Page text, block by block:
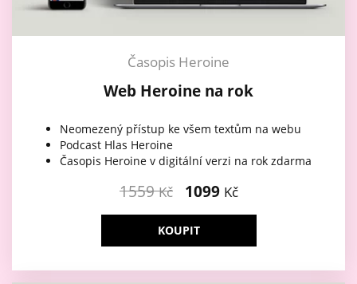
Časopis Heroine
Web Heroine na rok
Neomezený přístup ke všem textům na webu
Podcast Hlas Heroine
Časopis Heroine v digitální verzi na rok zdarma
1559Kč 1099 Kč
KOUPIT